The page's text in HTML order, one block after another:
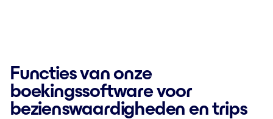
Functies van onze
boekingssoftware voor
bezienswaardigheden en trips